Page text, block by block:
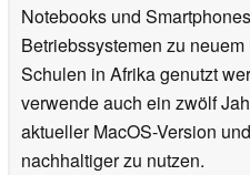
Notebooks und
Betriebssystemen zu
Schulen in Afrika genutzt
verwende auch ein zwölf
aktueller MacOS-Version
nachhaltiger zu nutzen.